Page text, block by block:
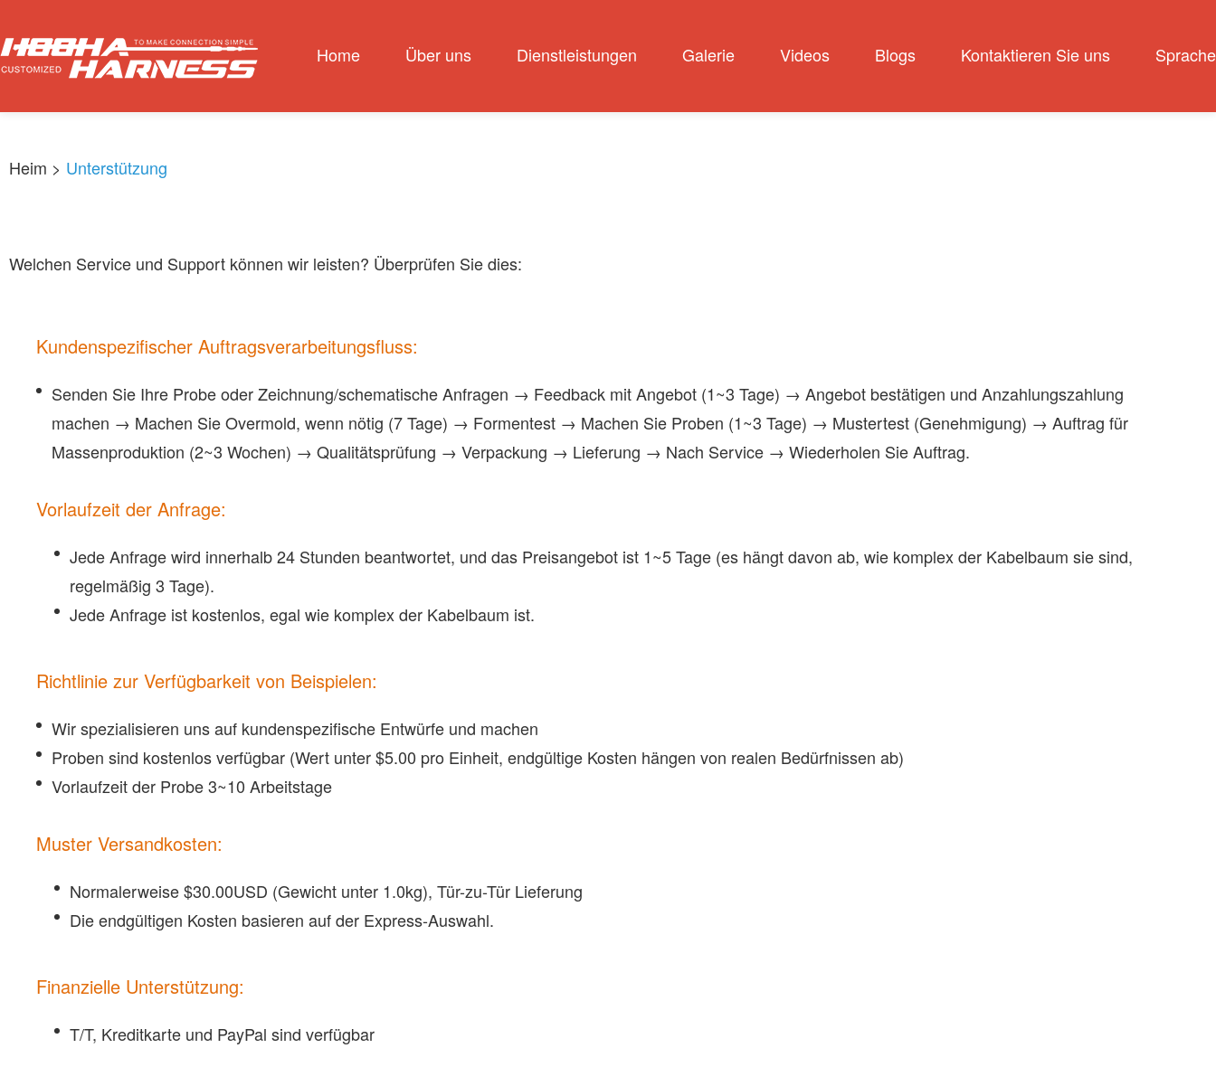
Home Über uns Dienstleistungen Galerie Videos Blogs Kontaktieren Sie uns Sprache
Heim > Unterstützung
Welchen Service und Support können wir leisten? Überprüfen Sie dies:
Kundenspezifischer Auftragsverarbeitungsfluss:
Senden Sie Ihre Probe oder Zeichnung/schematische Anfragen → Feedback mit Angebot (1~3 Tage) → Angebot bestätigen und Anzahlungszahlung
machen → Machen Sie Overmold, wenn nötig (7 Tage) → Formentest → Machen Sie Proben (1~3 Tage) → Mustertest (Genehmigung) → Auftrag für
Massenproduktion (2~3 Wochen) → Qualitätsprüfung → Verpackung → Lieferung → Nach Service → Wiederholen Sie Auftrag.
Vorlaufzeit der Anfrage:
Jede Anfrage wird innerhalb 24 Stunden beantwortet, und das Preisangebot ist 1~5 Tage (es hängt davon ab, wie komplex der Kabelbaum sie sind,
regelmäßig 3 Tage).
Jede Anfrage ist kostenlos, egal wie komplex der Kabelbaum ist.
Richtlinie zur Verfügbarkeit von Beispielen:
Wir spezialisieren uns auf kundenspezifische Entwürfe und machen
Proben sind kostenlos verfügbar (Wert unter $5.00 pro Einheit, endgültige Kosten hängen von realen Bedürfnissen ab)
Vorlaufzeit der Probe 3~10 Arbeitstage
Muster Versandkosten:
Normalerweise $30.00USD (Gewicht unter 1.0kg), Tür-zu-Tür Lieferung
Die endgültigen Kosten basieren auf der Express-Auswahl.
Finanzielle Unterstützung:
T/T, Kreditkarte und PayPal sind verfügbar